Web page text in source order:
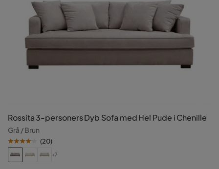
Rossita 3-personers Dyb Sofa med Hel Pude i Chenille
Grå / Brun
(20)
+7